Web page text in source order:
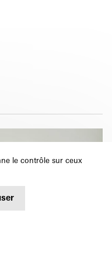
le contrôle sur ceux